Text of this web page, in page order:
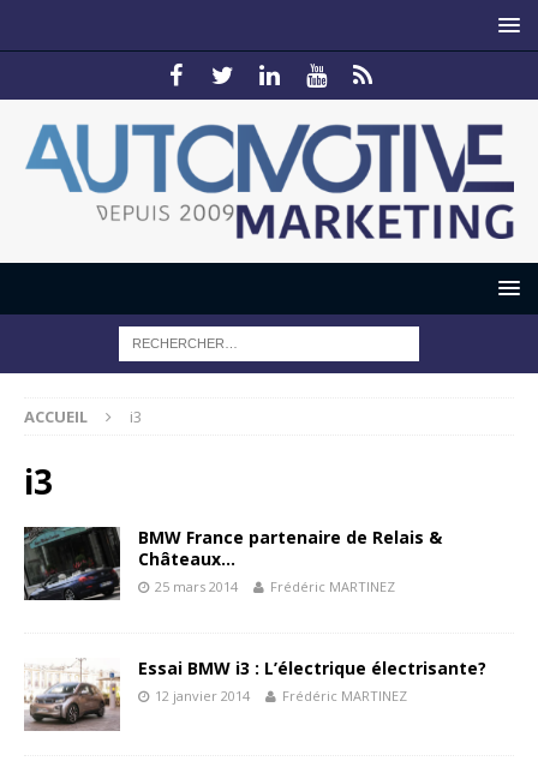
ACCUEIL i3
i3
BMW France partenaire de Relais &
Châteaux…
25 mars 2014 Frédéric MARTINEZ
Essai BMW i3 : L’électrique électrisante?
12 janvier 2014 Frédéric MARTINEZ